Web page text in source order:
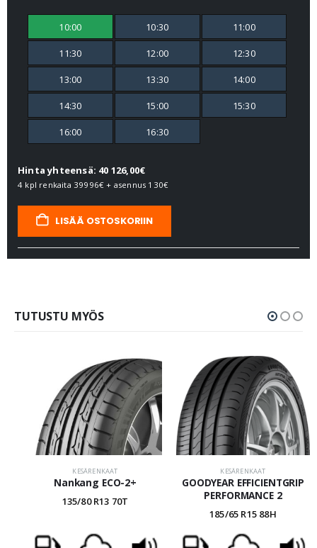
10:00 10:30 11:00
11:30 12:00 12:30
13:00 13:30 14:00
14:30 15:00 15:30
16:00 16:30
Hinta yhteensä: 40 126,00€
4 kpl renkaita 39996€ + asennus 130€
LISÄÄ OSTOSKORIIN
TUTUSTU MYÖS
KESÄRENKAAT
Nankang ECO-2+
135/80 R13 70T
KESÄRENKAAT
GOODYEAR EFFICIENTGRIP
PERFORMANCE 2
185/65 R15 88H